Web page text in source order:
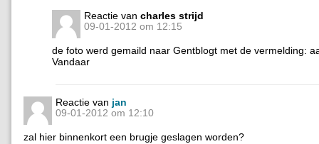
Reactie van charles strijd
09-01-2012 om 12:15
de foto werd gemaild naar Gentblogt met de vermelding:
Vandaar
Reactie van jan
09-01-2012 om 12:10
zal hier binnenkort een brugje geslagen worden?